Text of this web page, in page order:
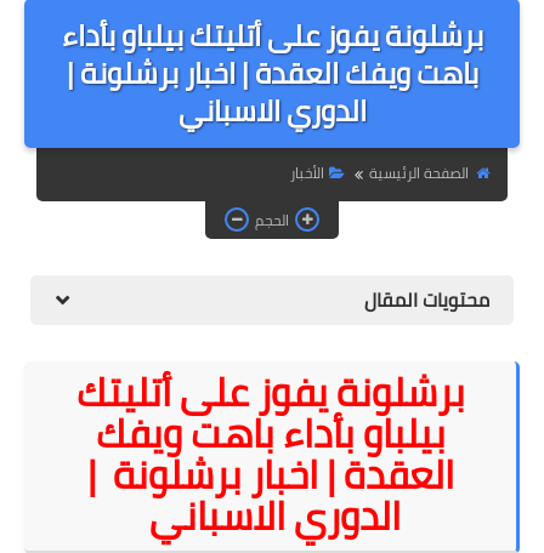
برشلونة يفوز على أتليتك بيلباو بأداء
باهت ويفك العقدة | اخبار برشلونة |
الدوري الاسباني
الصفحة الرئيسية
الأخبار
الحجم
محتويات المقال
برشلونة يفوز على أتليتك
بيلباو بأداء باهت ويفك
العقدة | اخبار برشلونة |
الدوري الاسباني